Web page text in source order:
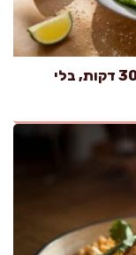
סלט מלפפונים ועוף תאילנדי ממכר ב-30 דקות, בלי